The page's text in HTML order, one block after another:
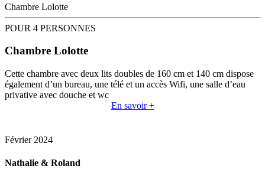
Chambre Lolotte
POUR 4 PERSONNES
Chambre Lolotte
Cette chambre avec deux lits doubles de 160 cm et 140 cm dispose
également d’un bureau, une télé et un accès Wifi, une salle d’eau
privative avec douche et wc
En savoir +
Février 2024
Nathalie & Roland